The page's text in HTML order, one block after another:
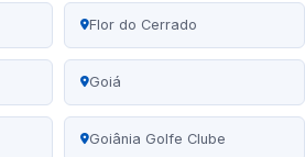
Flor do Cerrado
Goiá
Goiânia Golfe Clube